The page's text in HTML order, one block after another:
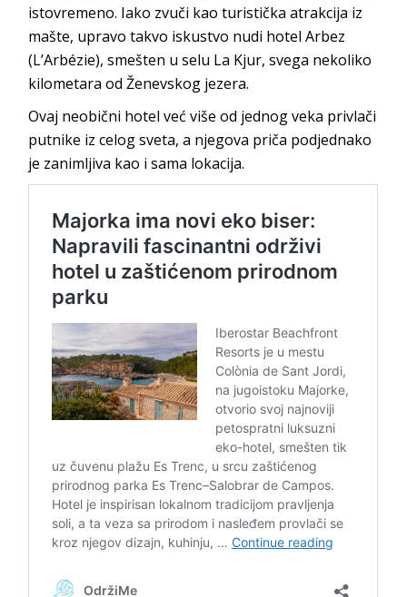
istovremeno. Iako zvuči kao turistička atrakcija iz
mašte, upravo takvo iskustvo nudi hotel Arbez
(L’Arbézie), smešten u selu La Kjur, svega nekoliko
kilometara od Ženevskog jezera.
Ovaj neobični hotel već više od jednog veka privlači
putnike iz celog sveta, a njegova priča podjednako
je zanimljiva kao i sama lokacija.